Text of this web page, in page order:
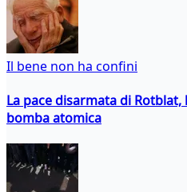
Il bene non ha confini
La pace disarmata di
bomba atomica